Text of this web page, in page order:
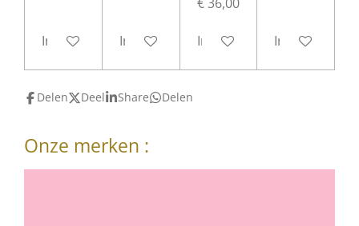
In winkelwagenIn winkelwagenIn winkelwagenIn
Delen Deel Share Delen
Onze merken :